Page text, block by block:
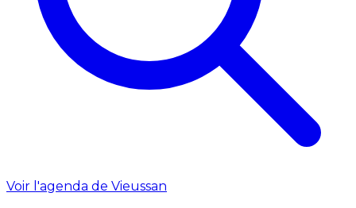
Voir l'agenda de Vieussan